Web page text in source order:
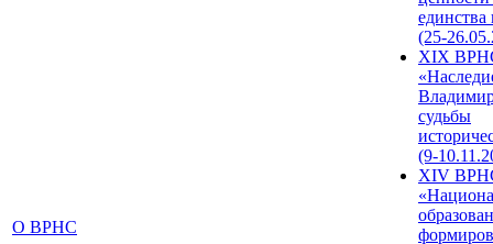
О ВРНС
единства
(25-
XIX
судьбы
(9-
XIV